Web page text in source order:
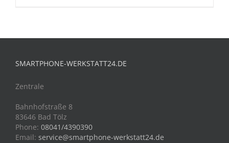
SMARTPHONE-WERKSTATT24.DE
Zentrale
Bahnhofstraße 8
83646 Bad Tölz
Phone: 08041/4390390
Email: service@smartphone-werkstatt24.de